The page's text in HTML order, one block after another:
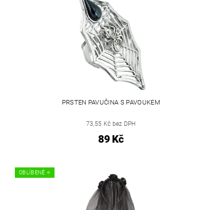
PRSTEN PAVUČINA S PAVOUKEM
73,55 Kč bez DPH
89 Kč
OBLÍBENÉ ⭐️